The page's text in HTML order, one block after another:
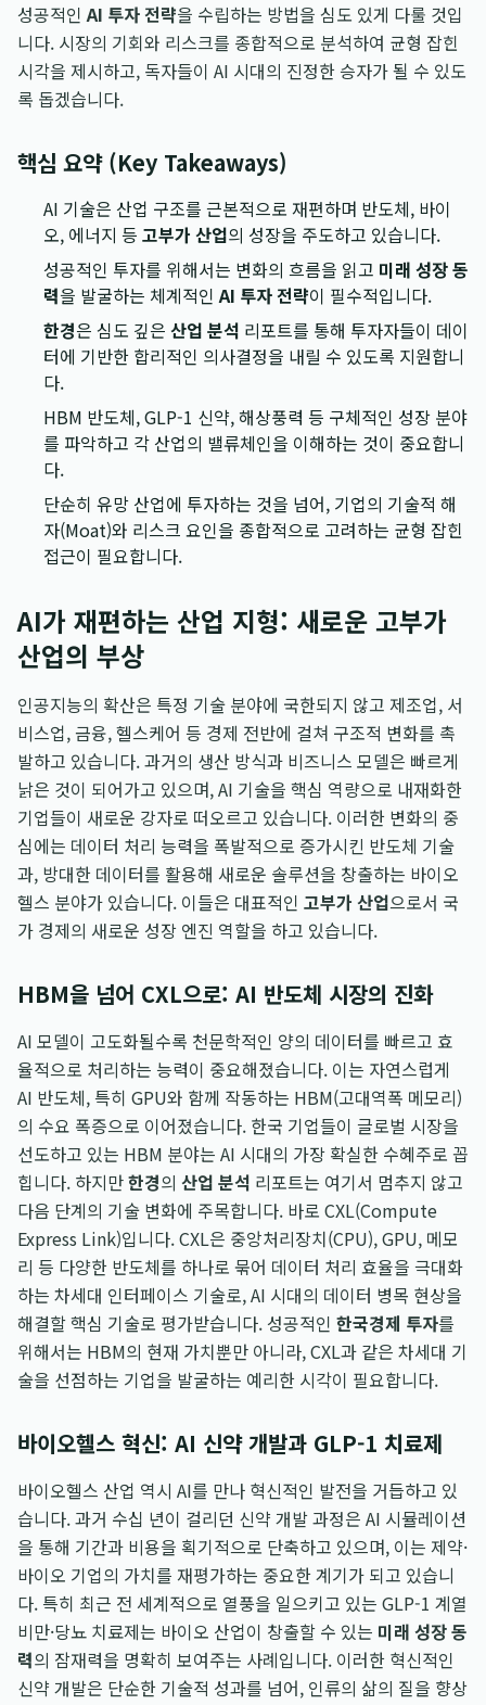
성공적인AI 투자 전략을 수립하는 방법을 심도 있게 다룰 것입
니다. 시장의 기회와 리스크를 종합적으로 분석하여 균형 잡힌
시각을 제시하고, 독자들이 AI 시대의 진정한 승자가 될 수 있도
록 돕겠습니다.
핵심 요약 (Key Takeaways)
AI 기술은 산업 구조를 근본적으로 재편하며 반도체, 바이
오, 에너지 등 고부가 산업의 성장을 주도하고 있습니다.
성공적인 투자를 위해서는 변화의 흐름을 읽고 미래 성장 동
력을 발굴하는 체계적인AI 투자 전략이 필수적입니다.
한경은 심도 깊은 산업 분석 리포트를 통해 투자자들이 데이
터에 기반한 합리적인 의사결정을 내릴 수 있도록 지원합니
다.
HBM 반도체, GLP-1 신약, 해상풍력 등 구체적인 성장 분야
를 파악하고 각 산업의 밸류체인을 이해하는 것이 중요합니
다.
단순히 유망 산업에 투자하는 것을 넘어, 기업의 기술적 해
자(Moat)와 리스크 요인을 종합적으로 고려하는 균형 잡힌
접근이 필요합니다.
AI가 재편하는 산업 지형: 새로운 고부가
산업의 부상
인공지능의 확산은 특정 기술 분야에 국한되지 않고 제조업, 서
비스업, 금융, 헬스케어 등 경제 전반에 걸쳐 구조적 변화를 촉
발하고 있습니다. 과거의 생산 방식과 비즈니스 모델은 빠르게
낡은 것이 되어가고 있으며, AI 기술을 핵심 역량으로 내재화한
기업들이 새로운 강자로 떠오르고 있습니다. 이러한 변화의 중
심에는 데이터 처리 능력을 폭발적으로 증가시킨 반도체 기술
과, 방대한 데이터를 활용해 새로운 솔루션을 창출하는 바이오
헬스 분야가 있습니다. 이들은 대표적인 고부가 산업으로서 국
가 경제의 새로운 성장 엔진 역할을 하고 있습니다.
HBM을 넘어 CXL으로: AI 반도체 시장의 진화
AI 모델이 고도화될수록 천문학적인 양의 데이터를 빠르고 효
율적으로 처리하는 능력이 중요해졌습니다. 이는 자연스럽게
AI 반도체, 특히 GPU와 함께 작동하는 HBM(고대역폭 메모리)
의 수요 폭증으로 이어졌습니다. 한국 기업들이 글로벌 시장을
선도하고 있는 HBM 분야는 AI 시대의 가장 확실한 수혜주로 꼽
힙니다. 하지만한경의 산업 분석 리포트는 여기서 멈추지 않고
다음 단계의 기술 변화에 주목합니다. 바로 CXL(Compute
Express Link)입니다. CXL은 중앙처리장치(CPU), GPU, 메모
리 등 다양한 반도체를 하나로 묶어 데이터 처리 효율을 극대화
하는 차세대 인터페이스 기술로, AI 시대의 데이터 병목 현상을
해결할 핵심 기술로 평가받습니다. 성공적인 한국경제 투자를
위해서는 HBM의 현재 가치뿐만 아니라, CXL과 같은 차세대 기
술을 선점하는 기업을 발굴하는 예리한 시각이 필요합니다.
바이오헬스 혁신: AI 신약 개발과 GLP-1 치료제
바이오헬스 산업 역시 AI를 만나 혁신적인 발전을 거듭하고 있
습니다. 과거 수십 년이 걸리던 신약 개발 과정은 AI 시뮬레이션
을 통해 기간과 비용을 획기적으로 단축하고 있으며, 이는 제약·
바이오 기업의 가치를 재평가하는 중요한 계기가 되고 있습니
다. 특히 최근 전 세계적으로 열풍을 일으키고 있는 GLP-1 계열
비만·당뇨 치료제는 바이오 산업이 창출할 수 있는 미래 성장 동
력의 잠재력을 명확히 보여주는 사례입니다. 이러한 혁신적인
신약 개발은 단순한 기술적 성과를 넘어, 인류의 삶의 질을 향상